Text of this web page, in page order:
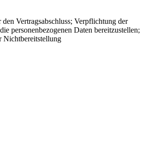
Vertragsabschluss; Verpflichtung der
personenbezogenen Daten bereitzustellen;
Nichtbereitstellung